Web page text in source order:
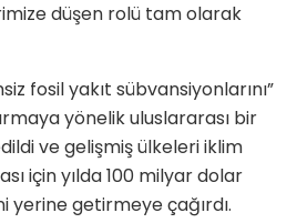
düşen rolü tam olarak
fosil yakıt sübvansiyonlarını”
yönelik uluslararası bir
ve gelişmiş ülkeleri iklim
için yılda 100 milyar dolar
getirmeye çağırdı.